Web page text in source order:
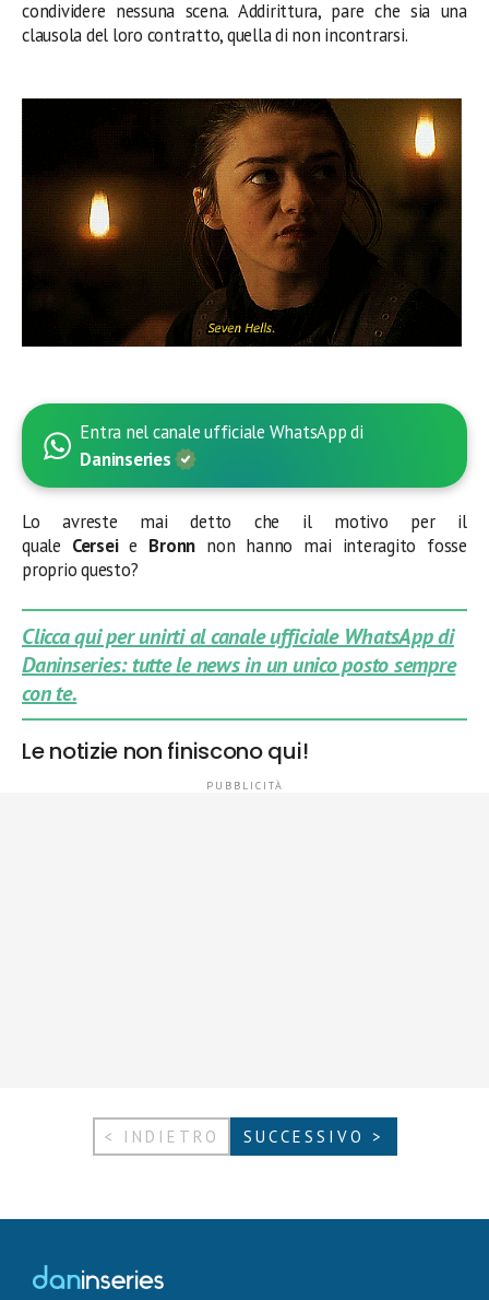
condividere nessuna scena. Addirittura, pare che sia una
clausola del loro contratto, quella di non incontrarsi.
Entra nel canale ufficiale WhatsApp di
Daninseries
Lo avreste mai detto che il motivo per il
quale Cerseie Bronn non hanno mai interagito fosse
proprio questo?
Clicca qui per unirti al canale ufficiale WhatsApp di
Daninseries: tutte le news in un unico posto sempre
con te.
Le notizie non finiscono qui!
< INDIETRO SUCCESSIVO >